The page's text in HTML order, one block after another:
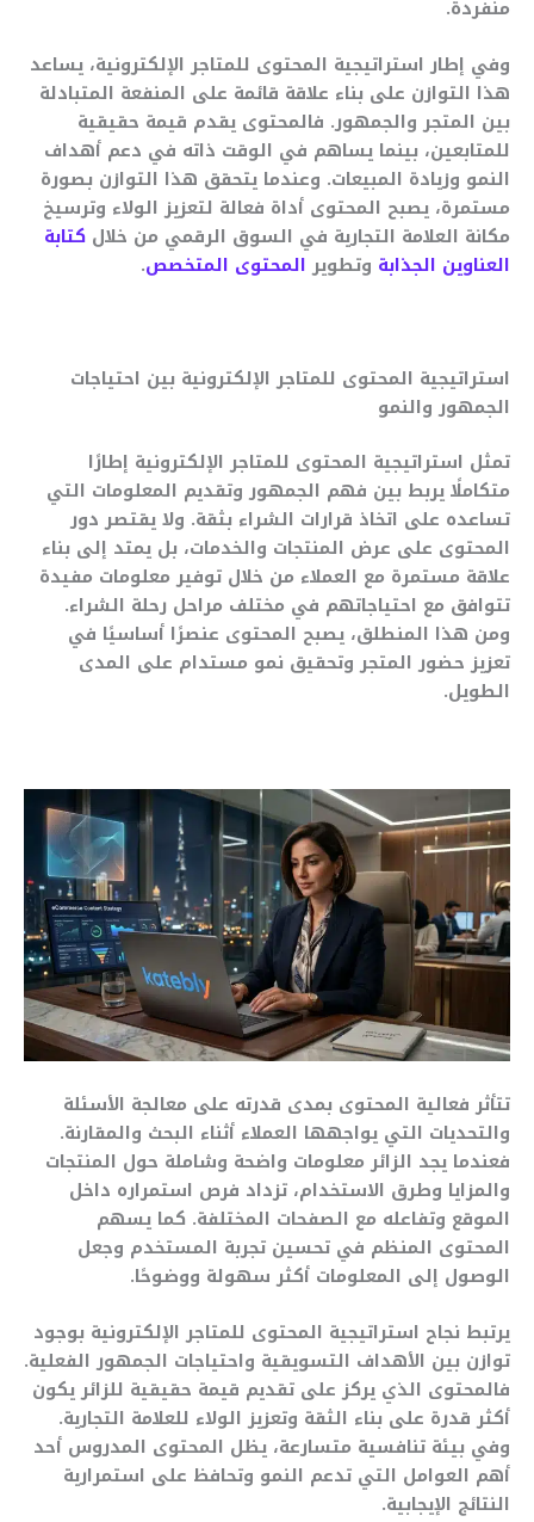
منفردة.
وفي إطار استراتيجية المحتوى للمتاجر الإلكترونية، يساعد
هذا التوازن على بناء علاقة قائمة على المنفعة المتبادلة
بين المتجر والجمهور. فالمحتوى يقدم قيمة حقيقية
للمتابعين، بينما يساهم في الوقت ذاته في دعم أهداف
النمو وزيادة المبيعات. وعندما يتحقق هذا التوازن بصورة
مستمرة، يصبح المحتوى أداة فعالة لتعزيز الولاء وترسيخ
مكانة العلامة التجارية في السوق الرقمي من خلال كتابة
العناوين الجذابة وتطوير المحتوى المتخصص.
استراتيجية المحتوى للمتاجر الإلكترونية بين احتياجات
الجمهور والنمو
تمثل استراتيجية المحتوى للمتاجر الإلكترونية إطارًا
متكاملًا يربط بين فهم الجمهور وتقديم المعلومات التي
تساعده على اتخاذ قرارات الشراء بثقة. ولا يقتصر دور
المحتوى على عرض المنتجات والخدمات، بل يمتد إلى بناء
علاقة مستمرة مع العملاء من خلال توفير معلومات مفيدة
تتوافق مع احتياجاتهم في مختلف مراحل رحلة الشراء.
ومن هذا المنطلق، يصبح المحتوى عنصرًا أساسيًا في
تعزيز حضور المتجر وتحقيق نمو مستدام على المدى
الطويل.
تتأثر فعالية المحتوى بمدى قدرته على معالجة الأسئلة
والتحديات التي يواجهها العملاء أثناء البحث والمقارنة.
فعندما يجد الزائر معلومات واضحة وشاملة حول المنتجات
والمزايا وطرق الاستخدام، تزداد فرص استمراره داخل
الموقع وتفاعله مع الصفحات المختلفة. كما يسهم
المحتوى المنظم في تحسين تجربة المستخدم وجعل
الوصول إلى المعلومات أكثر سهولة ووضوحًا.
يرتبط نجاح استراتيجية المحتوى للمتاجر الإلكترونية بوجود
توازن بين الأهداف التسويقية واحتياجات الجمهور الفعلية.
فالمحتوى الذي يركز على تقديم قيمة حقيقية للزائر يكون
أكثر قدرة على بناء الثقة وتعزيز الولاء للعلامة التجارية.
وفي بيئة تنافسية متسارعة، يظل المحتوى المدروس أحد
أهم العوامل التي تدعم النمو وتحافظ على استمرارية
النتائج الإيجابية.